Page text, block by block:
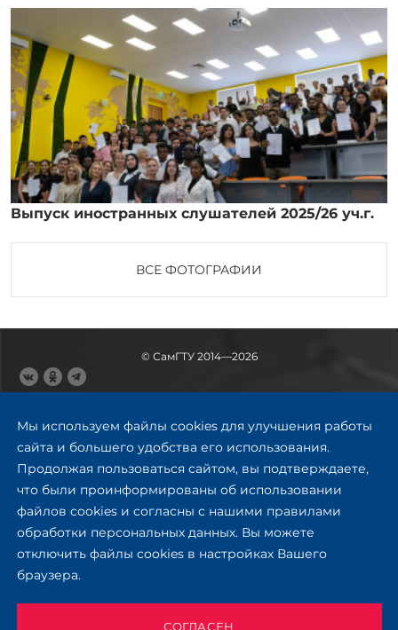
Выпуск иностранных слушателей 2025/26 уч.г.
ВСЕ ФОТОГРАФИИ
Мы используем файлы cookies для улучшения работы
сайта и большего удобства его использования.
Продолжая пользоваться сайтом, вы подтверждаете,
что были проинформированы об использовании
файлов cookies и согласны с нашими правилами
обработки персональных данных. Вы можете
отключить файлы cookies в настройках Вашего
браузера.
СОГЛАСЕН
© СамГТУ 2014—2026
443100, Самара
Обратная связь
Приемная комиссия
Приёмная комиссия
Заочное обучение